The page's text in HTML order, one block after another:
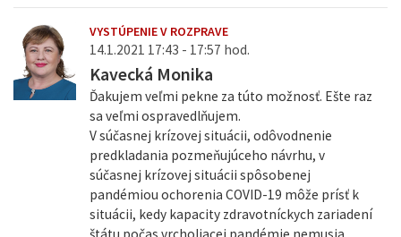
VYSTÚPENIE V ROZPRAVE
14.1.2021 17:43 - 17:57 hod.
Kavecká Monika
Ďakujem veľmi pekne za túto možnosť. Ešte raz
sa veľmi ospravedlňujem.
V súčasnej krízovej situácii, odôvodnenie
predkladania pozmeňujúceho návrhu, v
súčasnej krízovej situácii spôsobenej
pandémiou ochorenia COVID-19 môže prísť k
situácii, kedy kapacity zdravotníckych zariadení